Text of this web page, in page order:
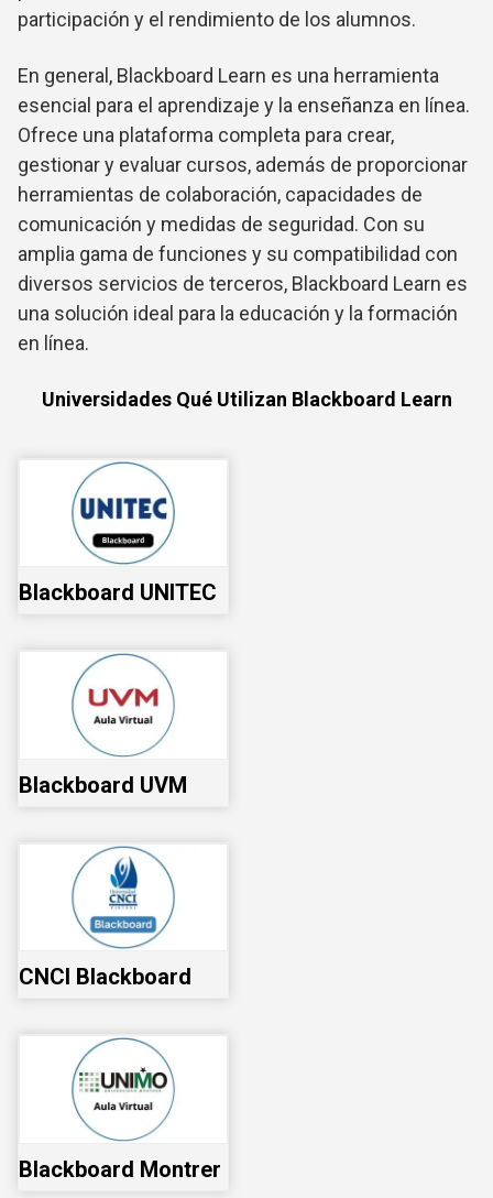
participación y el rendimiento de los alumnos.
En general, Blackboard Learn es una herramienta
esencial para el aprendizaje y la enseñanza en línea.
Ofrece una plataforma completa para crear,
gestionar y evaluar cursos, además de proporcionar
herramientas de colaboración, capacidades de
comunicación y medidas de seguridad. Con su
amplia gama de funciones y su compatibilidad con
diversos servicios de terceros, Blackboard Learn es
una solución ideal para la educación y la formación
en línea.
Universidades Qué Utilizan Blackboard Learn
Blackboard UNITEC
Blackboard UVM
CNCI Blackboard
Blackboard Montrer